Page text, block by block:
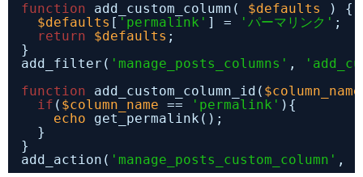
function
add_custom_column( $defaults
) {
$defaults [ 'permalink' ] = 'パーマリンク' ;
return
$defaults ;
}
add_filter( 'manage_posts_columns' ,
function
add_custom_column_id( $column_name
if ( $column_name == 'permalink' ){
echo
get_permalink();
}
}
add_action( 'manage_posts_custom_column' ,